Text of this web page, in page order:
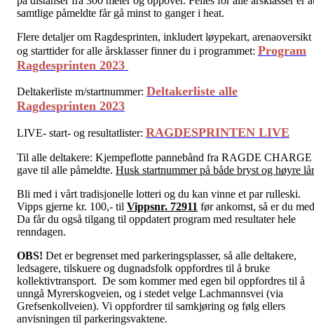
samtlige påmeldte får gå minst to ganger i heat.
Flere detaljer om Ragdesprinten, inkludert løypekart, arenaoversikt
og starttider for alle årsklasser finner du i programmet: Program
Ragdesprinten 2023
Deltakerliste m/startnummer: Deltakerliste alle
Ragdesprinten 2023
LIVE- start- og resultatlister: RAGDESPRINTEN LIVE
Til alle deltakere: Kjempeflotte pannebånd fra RAGDE
gave til alle påmeldte. Husk startnummer på både bryst og høyre
Bli med i vårt tradisjonelle lotteri og du kan vinne et par rulleski.
Vipps gjerne kr. 100,- til Vippsnr. 72911 før ankomst, så er du
Da får du også tilgang til oppdatert program med resultater hele
renndagen.
OBS! Det er begrenset med parkeringsplasser, så alle deltakere,
ledsagere, tilskuere og dugnadsfolk oppfordres til å bruke
kollektivtransport. De som kommer med egen bil oppfordres til å
unngå Myrerskogveien, og i stedet velge Lachmannsvei (via
Grefsenkollveien). Vi oppfordrer til samkjøring og følg ellers
anvisningen til parkeringsvaktene.